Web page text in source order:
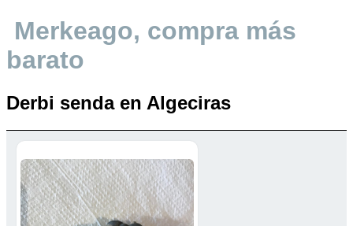
Merkeago, compra más
barato
Derbi senda en Algeciras